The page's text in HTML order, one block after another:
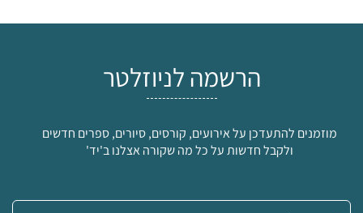
הרשמה לניוזלטר
מוזמנים להתעדכן על אירועים, קורסים, סיורים, ספרים חדשים
ולקבל חדשות על כל מה שקורה אצלנו ב'יד'
אימייל: